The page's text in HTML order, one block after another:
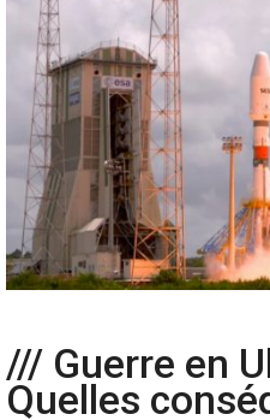
/// Guerre en
Quelles